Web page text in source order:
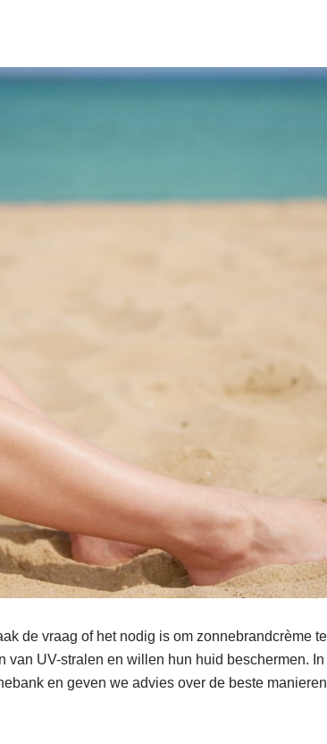
de vraag of het nodig is om zonnebrandcrème
UV-stralen en willen hun huid beschermen.
en geven we advies over de beste